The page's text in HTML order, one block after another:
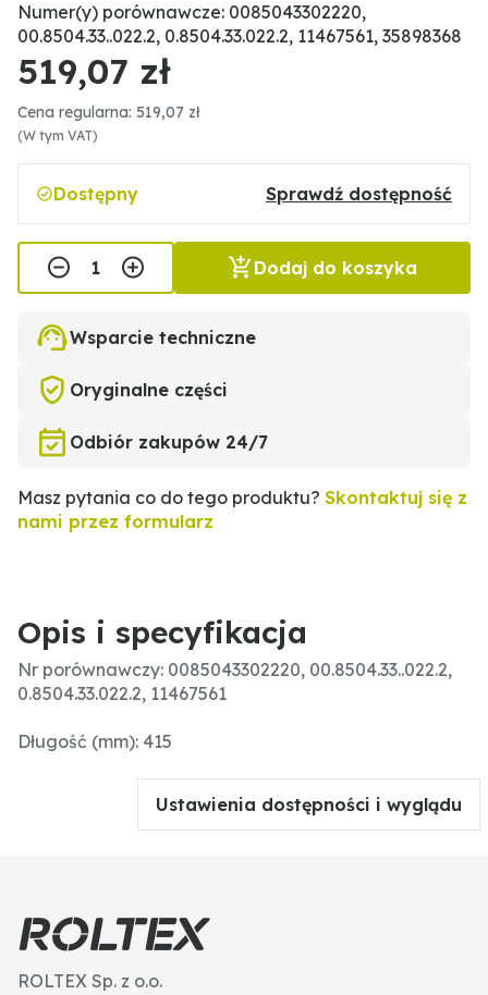
Numer(y) porównawcze: 0085043302220,
00.8504.33..022.2, 0.8504.33.022.2, 11467561, 35898368
519,07 zł
Cena regularna: 519,07 zł
(W tym VAT)
Dostępny Sprawdź dostępność
Dodaj do koszyka
Wsparcie techniczne
Oryginalne części
Odbiór zakupów 24/7
Masz pytania co do tego produktu? Skontaktuj się z
nami przez formularz
Opis i specyfikacja
Nr porównawczy: 0085043302220, 00.8504.33..022.2,
0.8504.33.022.2, 11467561
Długość (mm): 415
Ustawienia dostępności i wyglądu
ROLTEX Sp. z o.o.